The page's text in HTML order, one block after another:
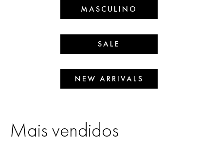
MASCULINO
SALE
NEW ARRIVALS
Mais vendidos